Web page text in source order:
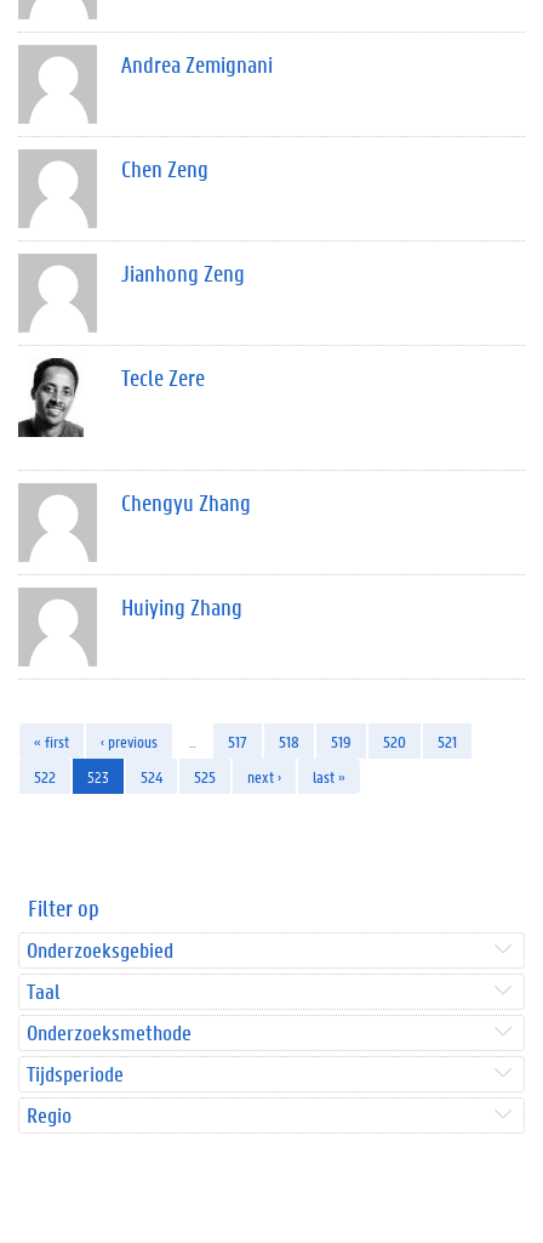
Andrea Zemignani
Chen Zeng
Jianhong Zeng
Tecle Zere
Chengyu Zhang
Huiying Zhang
« first ‹ previous 517 518 519 520
521
522
523 524 525 next › last »
Filter op
Onderzoeksgebied
Taal
Onderzoeksmethode
Tijdsperiode
Regio